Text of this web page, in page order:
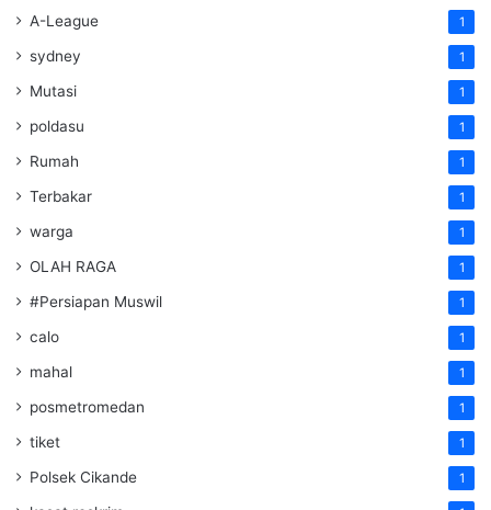
A-League 1
sydney 1
Mutasi 1
poldasu 1
Rumah 1
Terbakar 1
warga 1
OLAH RAGA 1
#Persiapan Muswil 1
calo 1
mahal 1
posmetromedan 1
tiket 1
Polsek Cikande 1